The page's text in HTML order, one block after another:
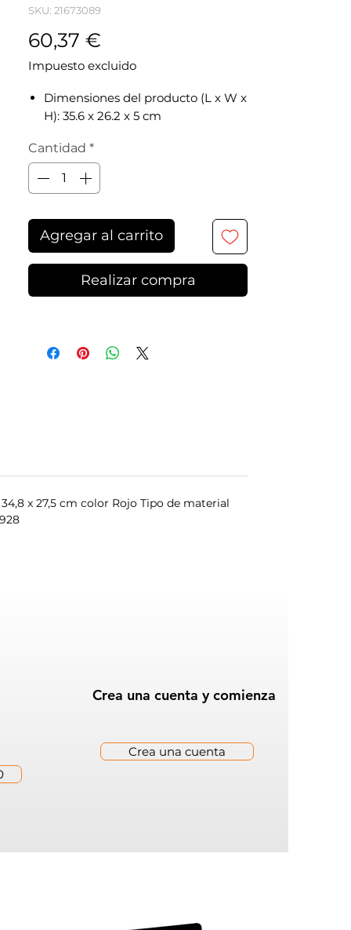
SKU: 21673089
60,37 €
Impuesto excluido
Dimensiones del producto (L x W x
H): 35.6 x 26.2 x 5 cm
Cantidad *
Agregar al carrito
Realizar compra
x 27,5 cm color Rojo Tipo de material
Crea una cuenta y comienza
Crea una cuenta